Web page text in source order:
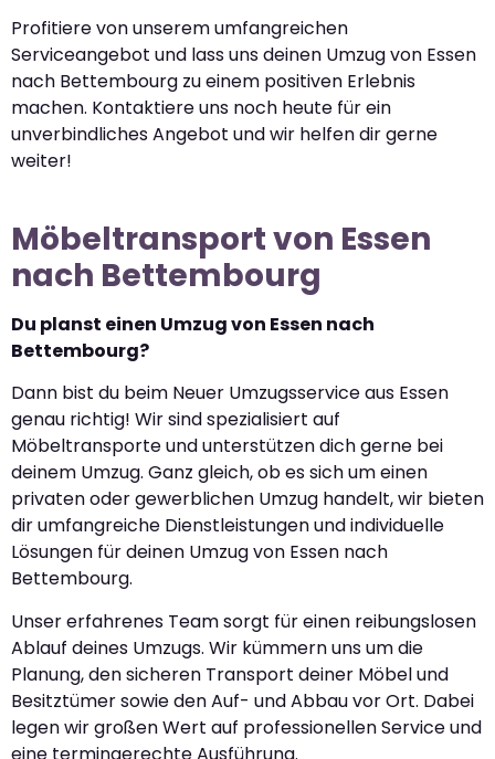
Profitiere von unserem umfangreichen
Serviceangebot und lass uns deinen Umzug von Essen
nach Bettembourg zu einem positiven Erlebnis
machen. Kontaktiere uns noch heute für ein
unverbindliches Angebot und wir helfen dir gerne
weiter!
Möbeltransport von Essen
nach Bettembourg
Du planst einen Umzug von Essen nach
Bettembourg?
Dann bist du beim Neuer Umzugsservice aus Essen
genau richtig! Wir sind spezialisiert auf
Möbeltransporte und unterstützen dich gerne bei
deinem Umzug. Ganz gleich, ob es sich um einen
privaten oder gewerblichen Umzug handelt, wir bieten
dir umfangreiche Dienstleistungen und individuelle
Lösungen für deinen Umzug von Essen nach
Bettembourg.
Unser erfahrenes Team sorgt für einen reibungslosen
Ablauf deines Umzugs. Wir kümmern uns um die
Planung, den sicheren Transport deiner Möbel und
Besitztümer sowie den Auf- und Abbau vor Ort. Dabei
legen wir großen Wert auf professionellen Service und
eine termingerechte Ausführung.